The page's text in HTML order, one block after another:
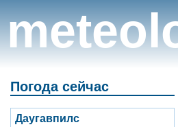
Погода сейчас
Даугавпилс